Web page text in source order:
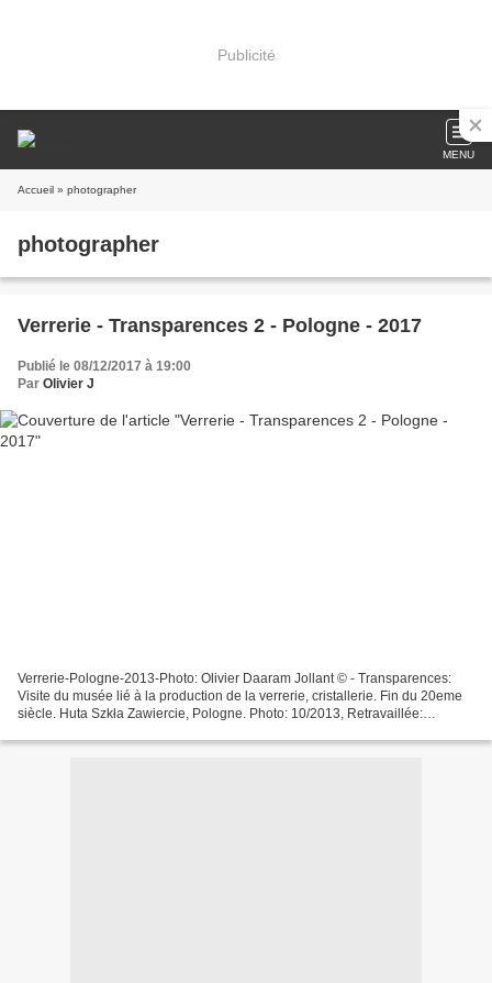
Publicité
MENU
Accueil » photographer
photographer
Verrerie - Transparences 2 - Pologne - 2017
Publié le 08/12/2017 à 19:00
Par Olivier J
Verrerie-Pologne-2013-Photo: Olivier Daaram Jollant © - Transparences:
Visite du musée lié à la production de la verrerie, cristallerie. Fin du 20eme
siècle. Huta Szkła Zawiercie, Pologne. Photo: 10/2013, Retravaillée: